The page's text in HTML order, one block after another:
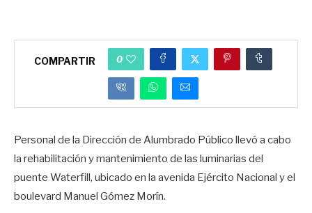
COMPARTIR 0
Personal de la Dirección de Alumbrado Público llevó a cabo
la rehabilitación y mantenimiento de las luminarias del
puente Waterfill, ubicado en la avenida Ejército Nacional y el
boulevard Manuel Gómez Morín.